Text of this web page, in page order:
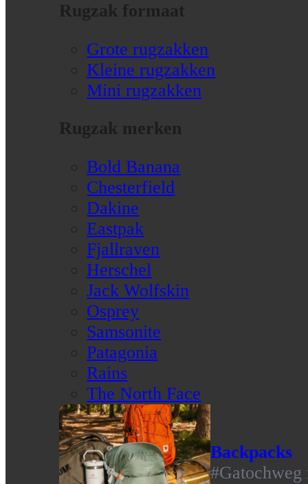
Rugzak formaat
Grote rugzakken
Kleine rugzakken
Mini rugzakken
Rugzak merken
Bold Banana
Chesterfield
Dakine
Eastpak
Fjallraven
Herschel
Jack Wolfskin
Osprey
Samsonite
Patagonia
Rains
The North Face
Backpacks
#Gatochweg